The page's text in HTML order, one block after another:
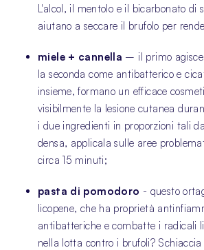
L'alcol, il mentolo e il bicarbonato di
aiutano a seccare il brufolo per
miele + cannella – il primo
la seconda come antibatterico e
insieme, formano un efficace
visibilmente la lesione cutanea
i due ingredienti in proporzioni tali
densa, applicala sulle aree
circa 15 minuti;
pasta di pomodoro - questo
licopene, che ha proprietà
antibatteriche e combatte i radicali
nella lotta contro i brufoli?